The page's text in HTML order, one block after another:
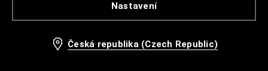
Nastavení
Česká republika (Czech Republic)